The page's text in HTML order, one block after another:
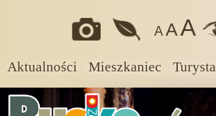
Aktualności Mieszkaniec Turysta
A AA